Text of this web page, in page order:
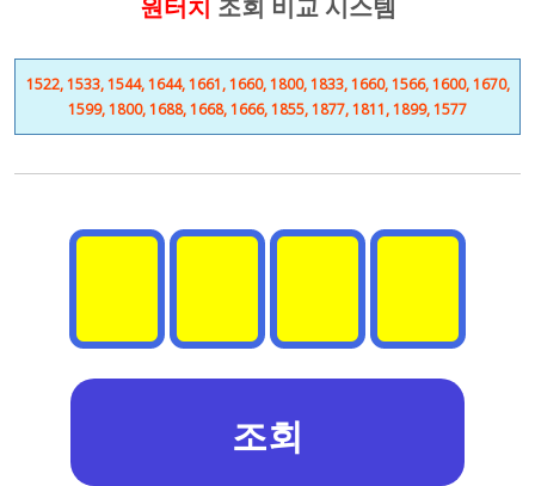
1522, 1533, 1544, 1644, 1661, 1660, 1800, 1833, 1660, 1566, 1600, 1670,
1599, 1800, 1688, 1668, 1666, 1855, 1877, 1811, 1899, 1577